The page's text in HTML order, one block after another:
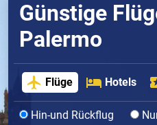
Günstige
Palermo
Flüge Hotels
Hin-und Rückflug